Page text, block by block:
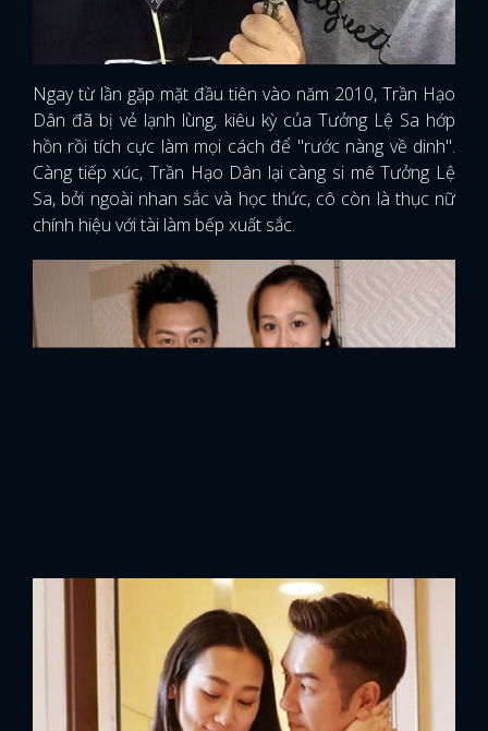
Ngay từ lần gặp mặt đầu tiên vào năm 2010, Trần Hạo
Dân đã bị vẻ lạnh lùng, kiêu kỳ của Tưởng Lệ Sa hớp
hồn rồi tích cực làm mọi cách để "rước nàng về dinh".
Càng tiếp xúc, Trần Hạo Dân lại càng si mê Tưởng Lệ
Sa, bởi ngoài nhan sắc và học thức, cô còn là thục nữ
chính hiệu với tài làm bếp xuất sắc.